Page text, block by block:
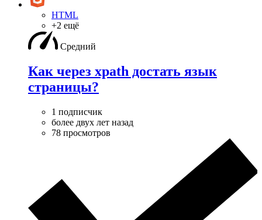
HTML
+2 ещё
Средний
Как через xpath достать язык
страницы?
1 подписчик
более двух лет назад
78 просмотров